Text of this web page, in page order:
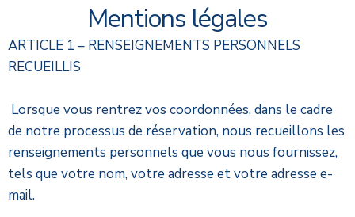
Mentions légales
ARTICLE 1 – RENSEIGNEMENTS PERSONNELS
RECUEILLIS
Lorsque vous rentrez vos coordonnées, dans le cadre
de notre processus de réservation, nous recueillons les
renseignements personnels que vous nous fournissez,
tels que votre nom, votre adresse et votre adresse e-
mail.